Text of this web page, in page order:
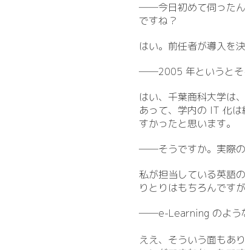
――今日初めて伺ったん
ですね？
はい。前任者が導入を
――2005 年というとそ
はい、千葉商科大学は
あって、学内の IT 化
すかったと思います。
――そうですか。実際の
私が担当している英語
りとりはもちろんです
――e-Learning のよう
ええ、そういう面もあ